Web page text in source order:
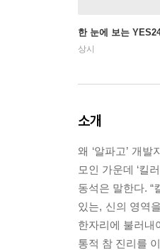
한 눈에 보는
상시
소개
왜 ‘알파고’ 개
모인 가운데 ‘킬
동석은 말한다.
있는, 신의 영역
한자리에 불러내
통적 참 진리를